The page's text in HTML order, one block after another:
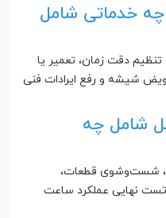
خدماتی شامل
دقت زمان، تعمیر یا
شیشه و رفع ایرادات فنی
شامل چه
شست‌وشوی قطعات،
تست نهایی عملکرد ساعت